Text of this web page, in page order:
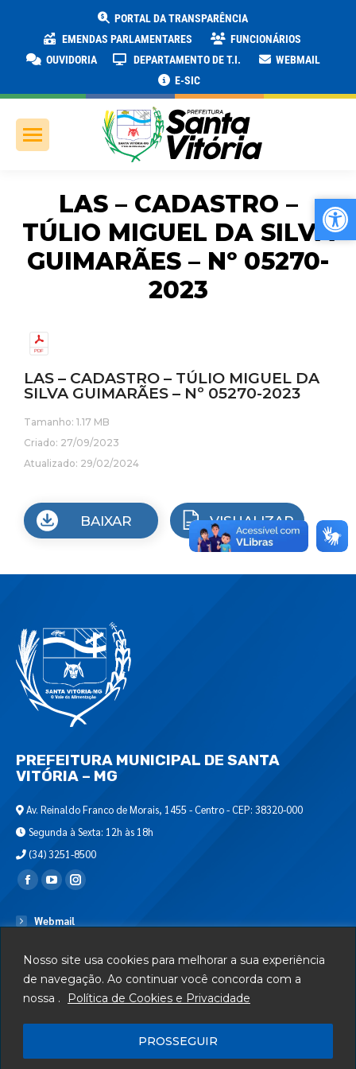
Nosso site usa cookies para melhorar a sua experiência
de navegação. Ao continuar você concorda com a
nossa .
Política de Cookies e Privacidade
PROSSEGUIR
PORTAL DA TRANSPARÊNCIA
EMENDAS PARLAMENTARES
FUNCIONÁRIOS
OUVIDORIA
DEPARTAMENTO DE T.I.
WEBMAIL
E-SIC
LAS – CADASTRO –
TÚLIO MIGUEL DA SILVA
GUIMARÃES – Nº 05270-
2023
LAS – CADASTRO – TÚLIO MIGUEL DA
SILVA GUIMARÃES – Nº 05270-2023
Tamanho: 1.17 MB
Criado: 27/09/2023
Atualizado: 29/02/2024
BAIXAR VISUALIZAR
PREFEITURA MUNICIPAL DE SANTA
VITÓRIA – MG
Av. Reinaldo Franco de Morais, 1455 - Centro - CEP: 38320-000
Segunda à Sexta: 12h às 18h
(34) 3251-8500
Encontre-nos em:
Webmail
Serviços
Telefones Úteis